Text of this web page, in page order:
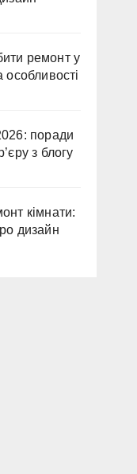
ремонт у
особливості
поради
з блогу
кімнати:
дизайн